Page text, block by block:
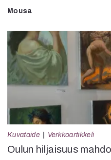
Mousa
Kuvataide Verkkoartikkeli
Oulun hiljaisuus